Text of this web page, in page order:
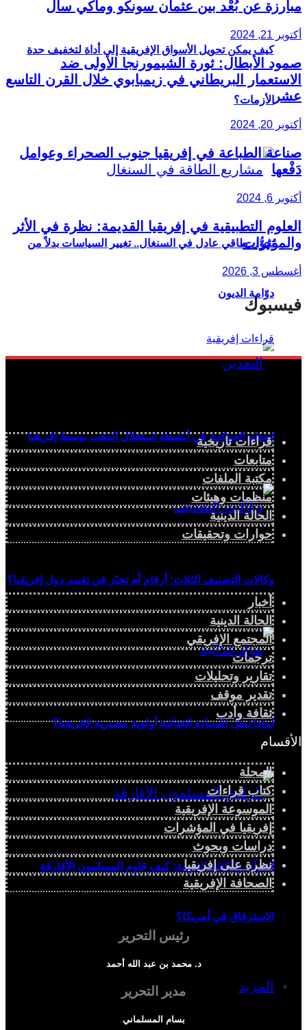
كيف يمكن تحويل الأسواق الإفريقية إلى أداة لتخفيف حدة
الأزمات؟
تحوُّل طاقي عادل في السنغال.. تغيير السياسات بدلاً من
دوّامة الديون
انعدام الحوكمة في أنشطة استغلال الذهب بوسط إفريقيا
وكالات التصنيف الثلاث: أرقام أم تحيّز في تقييم دول إفريقيا؟
لماذا تمثل السيادة الغذائية أولوية مصيرية لإفريقيا؟
القرآن والكتابة العربية: كيف قاوم المسلمون الأفارقة
الاسترقاق في أمريكا؟
المزيد
مبارزة عن بُعْد بين عثمان سونكو وماكي سال
أكتوبر 21, 2024
صمود الأبطال: ثورة الشيمورنجا الأولى ضد
الاستعمار البريطاني في زيمبابوي خلال القرن التاسع
عشر
أكتوبر 20, 2024
صناعة الطباعة في إفريقيا جنوب الصحراء وعوامل
دَفْعها
أكتوبر 6, 2024
العلوم التطبيقية في إفريقيا القديمة: نظرة في الأثر
والمؤثرات
أغسطس 3, 2026
فيسبوك
قراءات تاريخية
متابعات
مكتبة الملفات
منظمات وهيئات
الحالة الدينية
حوارات وتحقيقات
أخبار
الحالة الدينية
المجتمع الإفريقي
ترجمات
تقارير وتحليلات
تقدير موقف
ثقافة وأدب
الأقسام
المجلة
كتاب قراءات
الموسوعة الإفريقية
إفريقيا في المؤشرات
دراسات وبحوث
نظرة على إفريقيا
الصحافة الإفريقية
رئيس التحرير
د. محمد بن عبد الله أحمد
مدير التحرير
بسام المسلماني